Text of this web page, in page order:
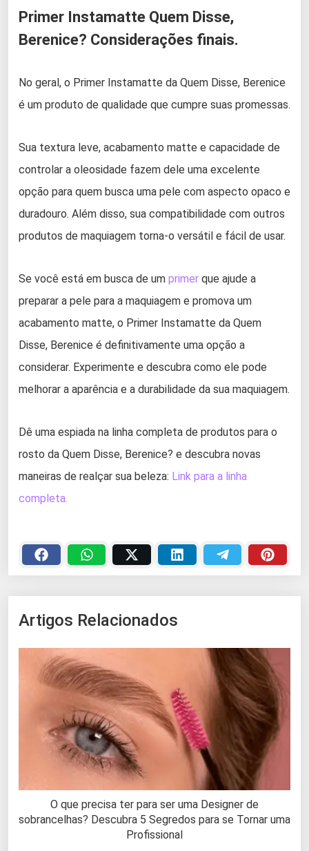
Primer Instamatte Quem Disse,
Berenice? Considerações finais.
No geral, o Primer Instamatte da Quem Disse, Berenice
é um produto de qualidade que cumpre suas promessas.
Sua textura leve, acabamento matte e capacidade de
controlar a oleosidade fazem dele uma excelente
opção para quem busca uma pele com aspecto opaco e
duradouro. Além disso, sua compatibilidade com outros
produtos de maquiagem torna-o versátil e fácil de usar.
Se você está em busca de um primer que ajude a
preparar a pele para a maquiagem e promova um
acabamento matte, o Primer Instamatte da Quem
Disse, Berenice é definitivamente uma opção a
considerar. Experimente e descubra como ele pode
melhorar a aparência e a durabilidade da sua maquiagem.
Dê uma espiada na linha completa de produtos para o
rosto da Quem Disse, Berenice? e descubra novas
maneiras de realçar sua beleza: Link para a linha
completa.
Artigos Relacionados
O que precisa ter para ser uma Designer de
sobrancelhas? Descubra 5 Segredos para se Tornar uma
Profissional